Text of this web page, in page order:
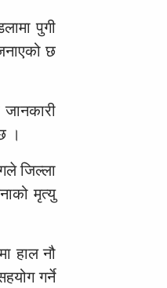
पुगी
छ
।
जिल्ला
मृत्यु
हाल नौ
गर्ने